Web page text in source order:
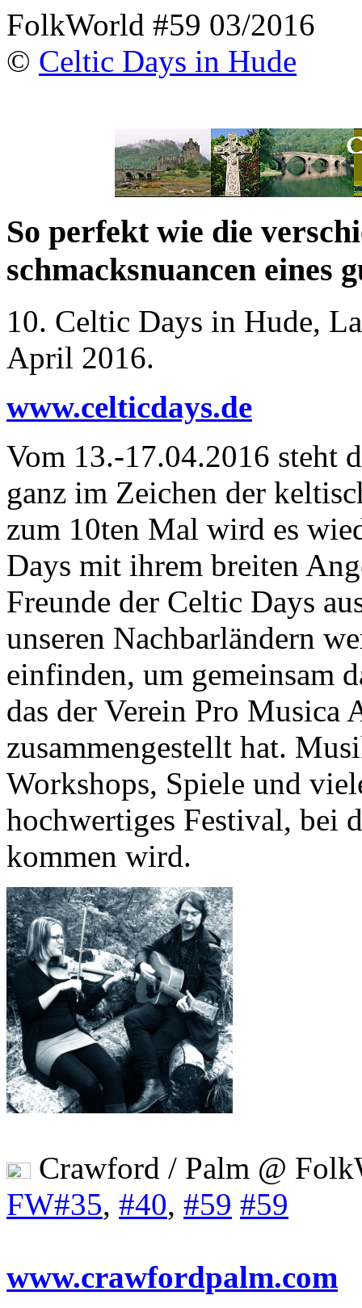
FolkWorld #59 03/2016
© Celtic Days in Hude
So perfekt wie die
schmacksnuancen eines
10. Celtic Days in Hude,
April 2016.
www.celticdays.de
Vom 13.-17.04.2016 steht
ganz im Zeichen der
zum 10ten Mal wird es
Days mit ihrem breiten
Freunde der Celtic Days
unseren Nachbarländern
einfinden, um gemeinsam
das der Verein Pro
zusammengestellt hat.
Workshops, Spiele und
hochwertiges Festival, bei
kommen wird.
Crawford / Palm @
FW#35, #40, #59 #59
www.crawfordpalm.com